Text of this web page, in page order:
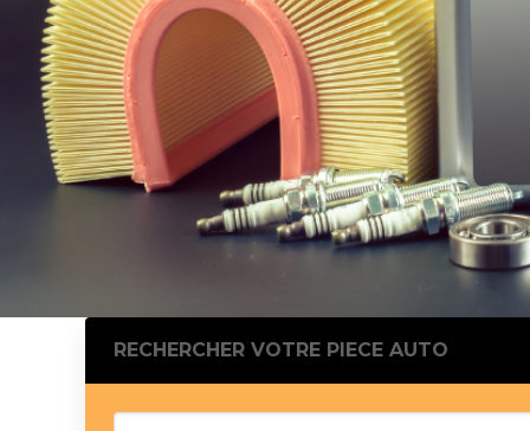
Pistons
Feu
Bague
Bague
Calle
Chaine
RECHERCHER VOTRE PIECE AUTO